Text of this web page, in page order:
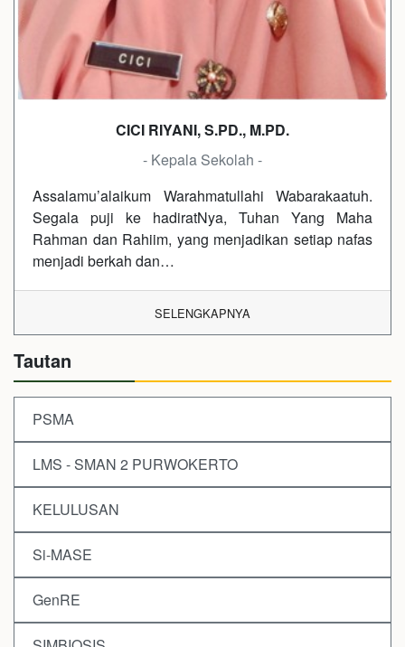
CICI RIYANI, S.PD., M.PD.
- Kepala Sekolah -
Assalamu’alaikum Warahmatullahi Wabarakaatuh.
Segala puji ke hadiratNya, Tuhan Yang Maha
Rahman dan Rahiim, yang menjadikan setiap nafas
menjadi berkah dan…
SELENGKAPNYA
Tautan
PSMA
LMS - SMAN 2 PURWOKERTO
KELULUSAN
Si-MASE
GenRE